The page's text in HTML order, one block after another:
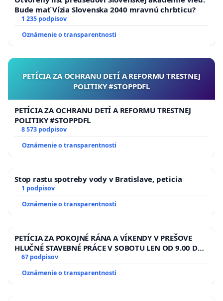
Bude mať Vízia Slovenska 2040 mravnú chrbticu?
1 235 podpisov
Oznámenie o transparentnosti
PETÍCIA ZA OCHRANU DETÍ A REFORMU TRESTNEJ
POLITIKY #STOPPDFL
PETÍCIA ZA OCHRANU DETÍ A REFORMU TRESTNEJ
POLITIKY #STOPPDFL
8 573 podpisov
Oznámenie o transparentnosti
Stop rastu spotreby vody v Bratislave, peticia
1 podpisov
Oznámenie o transparentnosti
PETÍCIA ZA POKOJNÉ RÁNA A VÍKENDY V PREŠOVE
HLUČNÉ STAVEBNÉ PRÁCE V SOBOTU LEN OD 9.00 DO
13.00 HOD., CEZ PRACOVNÝ TÝŽDEŇ CIEĽ 8.00 – 18.00
HOD. A PRAVIDELNÁ KONTROLA STAVBY C-AREA NA
ĎUMBIERSKEJ/MAGU
67 podpisov
Oznámenie o transparentnosti